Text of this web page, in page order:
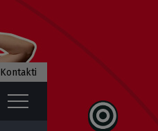
Kontakti